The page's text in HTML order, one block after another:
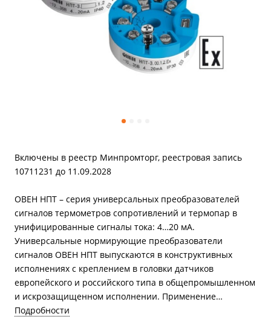
Включены в реестр Минпромторг, реестровая запись
10711231 до 11.09.2028
ОВЕН НПТ – серия универсальных преобразователей
сигналов термометров сопротивлений и термопар в
унифицированные сигналы тока: 4…20 мА.
Универсальные нормирующие преобразователи
сигналов ОВЕН НПТ выпускаются в конструктивных
исполнениях с креплением в головки датчиков
европейского и российского типа в общепромышленном
и искрозащищенном исполнении. Применение
нормированных сигналов снижает влияние
Подробности